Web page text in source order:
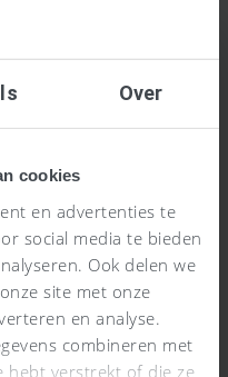
Over
cookies
en advertenties te
social media te bieden
Ook delen we
site met onze
en analyse.
combineren met
hebt verstrekt of die ze
Wat is het